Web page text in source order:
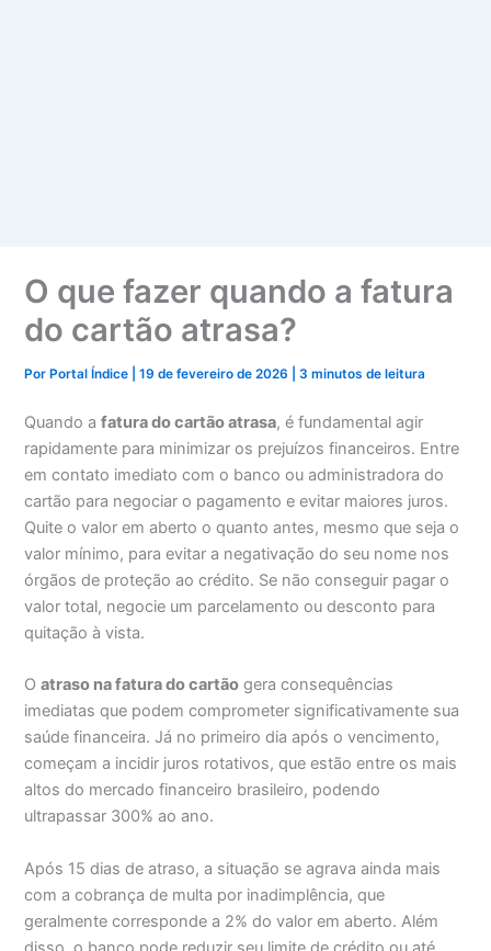
O que fazer quando a fatura
do cartão atrasa?
PorPortal Índice |19 de fevereiro de 2026 |3 minutos de leitura
Quando afatura do cartão atrasa, é fundamental agir
rapidamente para minimizar os prejuízos financeiros. Entre
em contato imediato com o banco ou administradora do
cartão para negociar o pagamento e evitar maiores juros.
Quite o valor em aberto o quanto antes, mesmo que seja o
valor mínimo, para evitar a negativação do seu nome nos
órgãos de proteção ao crédito. Se não conseguir pagar o
valor total, negocie um parcelamento ou desconto para
quitação à vista.
Oatraso na fatura do cartão gera consequências
imediatas que podem comprometer significativamente sua
saúde financeira. Já no primeiro dia após o vencimento,
começam a incidir juros rotativos, que estão entre os mais
altos do mercado financeiro brasileiro, podendo
ultrapassar 300% ao ano.
Após 15 dias de atraso, a situação se agrava ainda mais
com a cobrança de multa por inadimplência, que
geralmente corresponde a 2% do valor em aberto. Além